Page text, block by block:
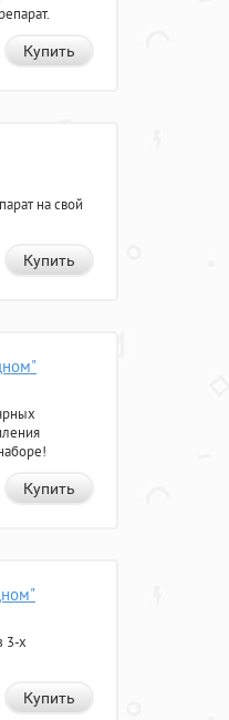
Купить
на свой
Купить
Купить
3-х
Купить